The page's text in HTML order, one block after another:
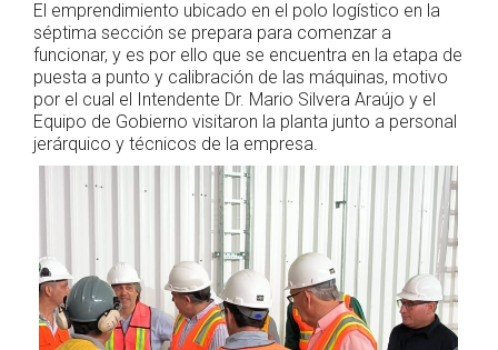
El emprendimiento ubicado en el polo logístico en la
séptima sección se prepara para comenzar a
funcionar, y es por ello que se encuentra en la etapa de
puesta a punto y calibración de las máquinas, motivo
por el cual el Intendente Dr. Mario Silvera Araújo y el
Equipo de Gobierno visitaron la planta junto a personal
jerárquico y técnicos de la empresa.